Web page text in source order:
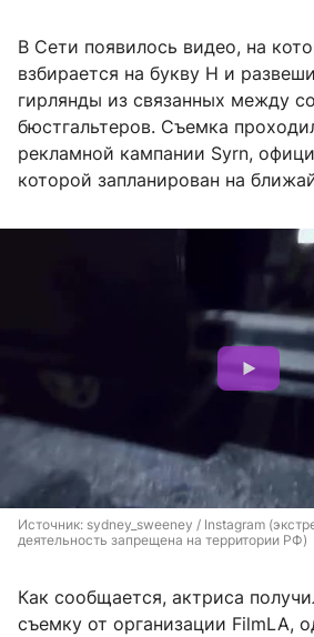
В Сети появилось видео, на
взбирается на букву H и
гирлянды из связанных между
бюстгальтеров. Съемка
рекламной кампании Syrn,
которой запланирован на
Источник: sydney_sweeney / Instagram
деятельность запрещена на территории РФ)
Как сообщается, актриса
съемку от организации FilmLA,